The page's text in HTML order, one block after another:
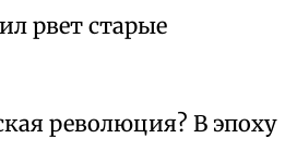
рвет старые
ре­волюция? В эпоху